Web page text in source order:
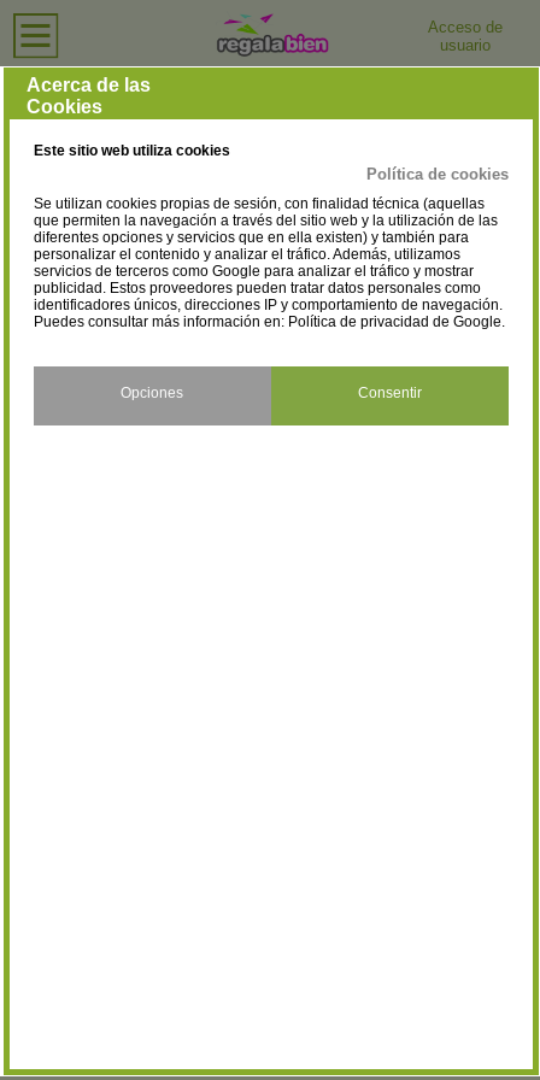
Acceso de
usuario
Profesionales en Huelva
Selecciona la localidad
Inicio › Profesionales
Huelva
Acerca de las
Cookies
Este sitio web utiliza cookies
Política de cookies
Se utilizan cookies propias de sesión, con finalidad técnica (aquellas
que permiten la navegación a través del sitio web y la utilización de las
diferentes opciones y servicios que en ella existen) y también para
personalizar el contenido y analizar el tráfico. Además, utilizamos
servicios de terceros como Google para analizar el tráfico y mostrar
publicidad. Estos proveedores pueden tratar datos personales como
identificadores únicos, direcciones IP y comportamiento de navegación.
Puedes consultar más información en: Política de privacidad de Google.
Opciones Consentir